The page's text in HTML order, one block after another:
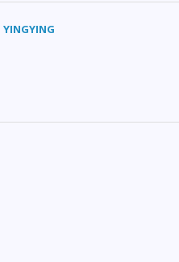
YINGYING